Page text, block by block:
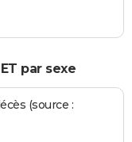
par sexe
(source :